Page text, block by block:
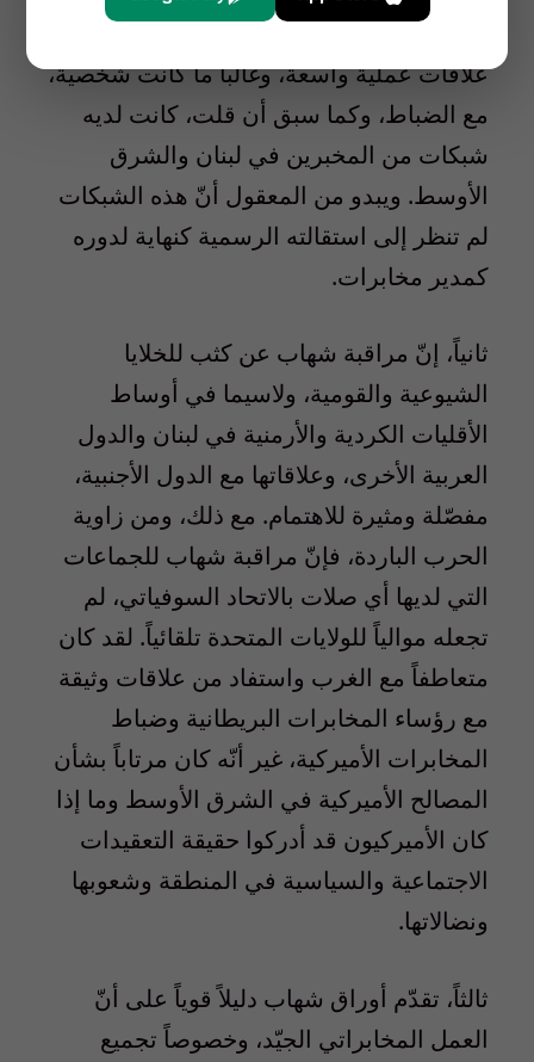
المهمّة بعدما ترك منصبه. إذ قام شهاب ببناء
علاقات عملية واسعة، وغالباً ما كانت شخصية،
مع الضباط، وكما سبق أن قلت، كانت لديه
شبكات من المخبرين في لبنان والشرق
الأوسط. ويبدو من المعقول أنّ هذه الشبكات
لم تنظر إلى استقالته الرسمية كنهاية لدوره
كمدير مخابرات.
ثانياً، إنّ مراقبة شهاب عن كثب للخلايا
الشيوعية والقومية، ولاسيما في أوساط
الأقليات الكردية والأرمنية في لبنان والدول
العربية الأخرى، وعلاقاتها مع الدول الأجنبية،
مفصّلة ومثيرة للاهتمام. مع ذلك، ومن زاوية
الحرب الباردة، فإنّ مراقبة شهاب للجماعات
التي لديها أي صلات بالاتحاد السوفياتي، لم
تجعله موالياً للولايات المتحدة تلقائياً. لقد كان
متعاطفاً مع الغرب واستفاد من علاقات وثيقة
مع رؤساء المخابرات البريطانية وضباط
المخابرات الأميركية، غير أنّه كان مرتاباً بشأن
المصالح الأميركية في الشرق الأوسط وما إذا
كان الأميركيون قد أدركوا حقيقة التعقيدات
الاجتماعية والسياسية في المنطقة وشعوبها
ونضالاتها.
ثالثاً، تقدّم أوراق شهاب دليلاً قوياً على أنّ
العمل المخابراتي الجيّد، وخصوصاً تجميع